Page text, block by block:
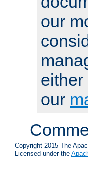
our
either
our
Copyright 2015 The
Licensed under the